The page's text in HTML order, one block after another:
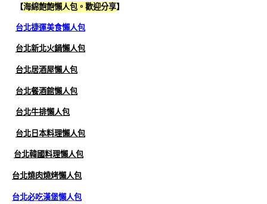
【海綿飽飽懶人包。歡迎分享】
台北捷運美食懶人包
台北新北火鍋懶人包
台北居酒屋懶人包
台北餐酒館懶人包
台北牛排懶人包
台北日本料理懶人包
台北韓國料理懶人包
台北燒肉燒烤懶人包
台北必吃漢堡懶人包